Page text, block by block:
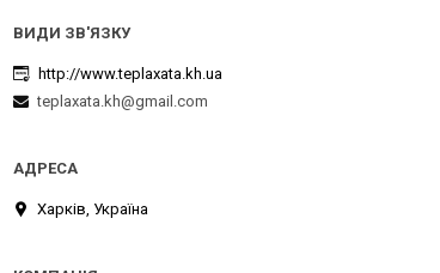
http://www.teplaxata.kh.ua
teplaxata.kh@gmail.com
Харків, Україна